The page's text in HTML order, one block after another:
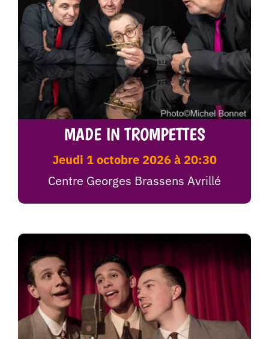
MADE IN TROMPETTES
jeudi 1 octobre 2026 à 20:30
Centre Georges Brassens Avrillé